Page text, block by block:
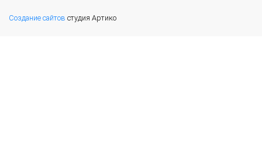
Создание сайтов студия Артико